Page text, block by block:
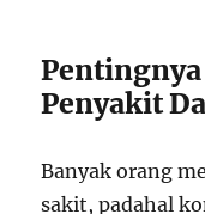
Penyakit
Banyak orang
sakit, padahal